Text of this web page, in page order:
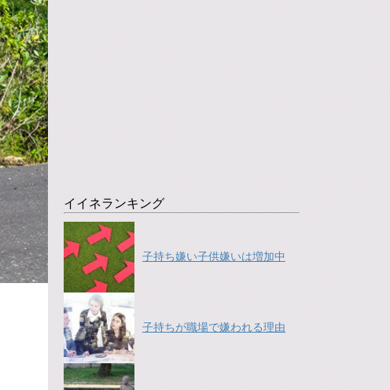
イイネランキング
子持ち嫌い子供嫌いは増加中
子持ちが職場で嫌われる理由